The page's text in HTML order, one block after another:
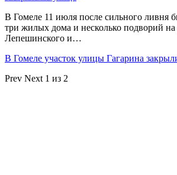
В Гомеле 11 июля после сильного ливня
три жилых дома и несколько подворий на
Лепешинского и…
В Гомеле участок улицы Гагарина
Prev Next 1 из 2